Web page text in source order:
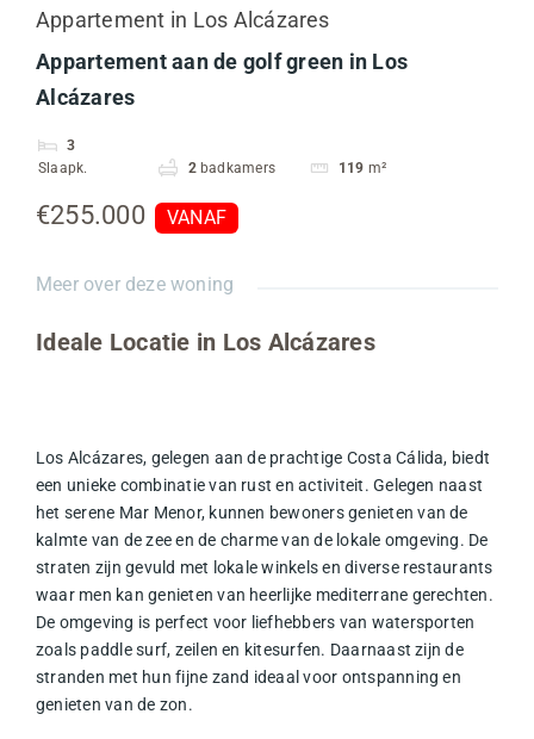
Appartement in Los Alcázares
Appartement aan de golf green in Los
Alcázares
3
Slaapk.
2 badkamers 119 m²
€255.000 VANAF
Meer over deze woning
Ideale Locatie in Los Alcázares
Los Alcázares, gelegen aan de prachtige Costa Cálida, biedt
een unieke combinatie van rust en activiteit. Gelegen naast
het serene Mar Menor, kunnen bewoners genieten van de
kalmte van de zee en de charme van de lokale omgeving. De
straten zijn gevuld met lokale winkels en diverse restaurants
waar men kan genieten van heerlijke mediterrane gerechten.
De omgeving is perfect voor liefhebbers van watersporten
zoals paddle surf, zeilen en kitesurfen. Daarnaast zijn de
stranden met hun fijne zand ideaal voor ontspanning en
genieten van de zon.